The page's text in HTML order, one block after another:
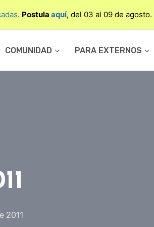
. Postula aquí, del 03 al 09 de agosto.
COMUNIDAD PARA EXTERNOS
2011